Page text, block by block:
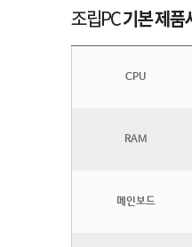
CPU
RAM
메인보드